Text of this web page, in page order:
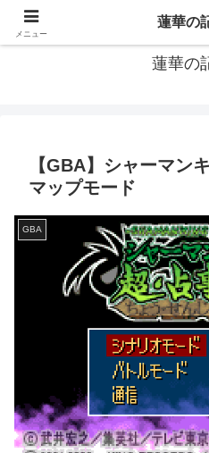
窓際社員の現役SEによるゲ
蓮華の
【GBA】シャーマン
マップモード
GBA
メニュー
蓮華の